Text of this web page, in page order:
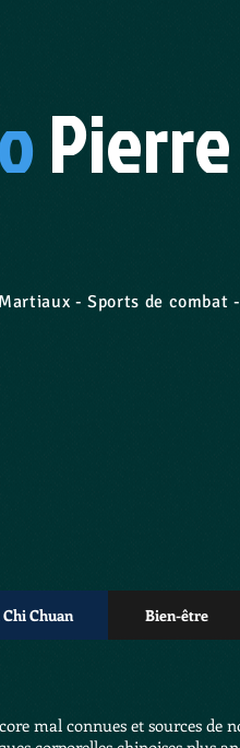
- Sports de combat -
Chuan Bien-être
mal connues et sources